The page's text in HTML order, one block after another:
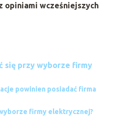
opiniami wcześniejszych
się przy wyborze firmy
powinien posiadać firma
firmy elektrycznej?